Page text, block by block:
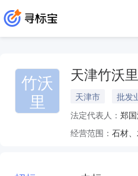
竹沃
里
天津竹沃
天津市 批发
法定代表人： 郑
经营范围：